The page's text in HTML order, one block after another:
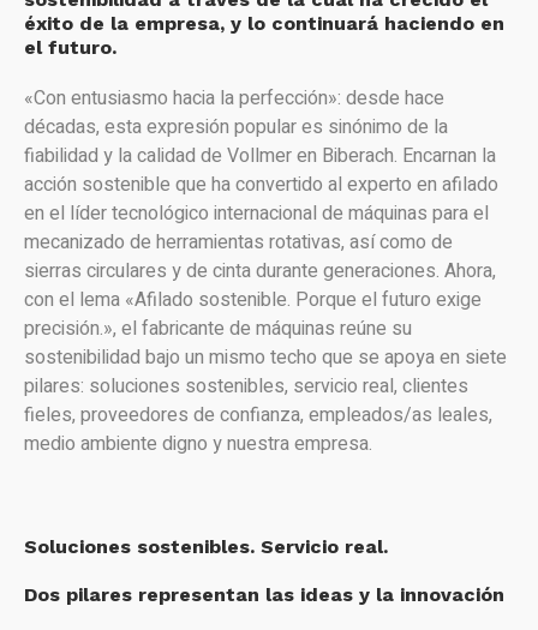
éxito de la empresa, y lo continuará haciendo en
el futuro.
«Con entusiasmo hacia la perfección»: desde hace
décadas, esta expresión popular es sinónimo de la
fiabilidad y la calidad de Vollmer en Biberach. Encarnan la
acción sostenible que ha convertido al experto en afilado
en el líder tecnológico internacional de máquinas para el
mecanizado de herramientas rotativas, así como de
sierras circulares y de cinta durante generaciones. Ahora,
con el lema «Afilado sostenible. Porque el futuro exige
precisión.», el fabricante de máquinas reúne su
sostenibilidad bajo un mismo techo que se apoya en siete
pilares: soluciones sostenibles, servicio real, clientes
fieles, proveedores de confianza, empleados/as leales,
medio ambiente digno y nuestra empresa.
Soluciones sostenibles. Servicio real.
Dos pilares representan las ideas y la innovación